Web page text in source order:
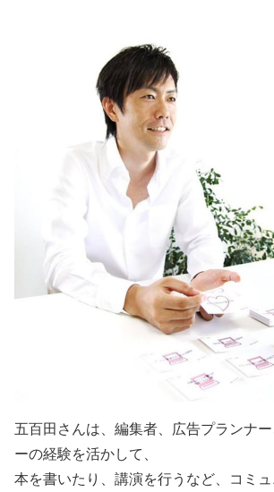
五百田さんは、編集者、広告プランナ
ーの経験を活かして、
本を書いたり、講演を行うなど、コミ